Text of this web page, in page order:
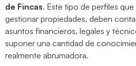
de Fincas. Este tipo de perfiles
gestionar propiedades, deben
asuntos financieros, legales y
suponer una cantidad de
realmente abrumadora.